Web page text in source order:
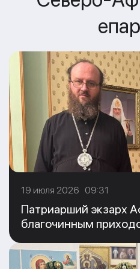
19 июля 2026 09:31
Патриарший экзарх
благочинным